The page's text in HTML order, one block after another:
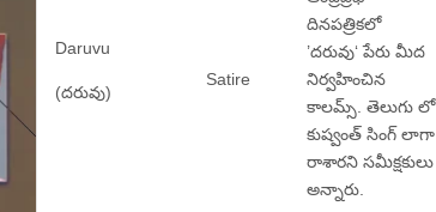
Daruvu
(దరువు)
Satire
దినపత్రికలో
’దరువు‘ పేరు మీద
నిర్వహించిన
కాలమ్స్. తెలుగు లో
కుష్వంత్ సింగ్ లాగా
రాశారని సమీక్షకులు
అన్నారు.